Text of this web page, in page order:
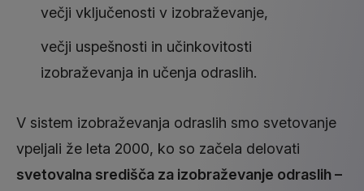
večji vključenosti v izobraževanje,
večji uspešnosti in učinkovitosti
izobraževanja in učenja odraslih.
V sistem izobraževanja odraslih smo svetovanje
vpeljali že leta 2000, ko so začela delovati
svetovalna središča za izobraževanje odraslih –